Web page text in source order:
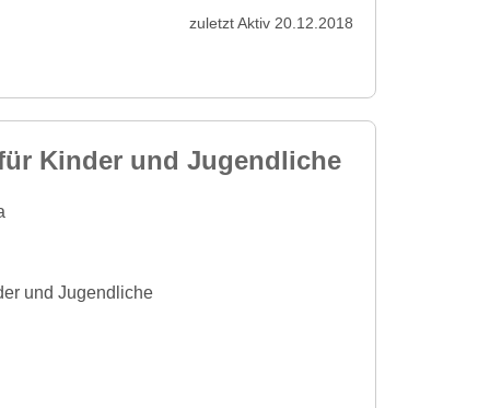
zuletzt Aktiv 20.12.2018
Kinder und Jugendliche
und Jugendliche